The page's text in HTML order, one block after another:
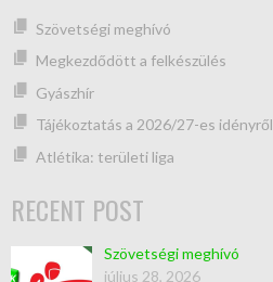
Szövetségi meghívó
Megkezdődött a felkészülés
Gyászhír
Tájékoztatás a 2026/27-es idényről
Atlétika: területi liga
RECENT POST
Szövetségi meghívó
július 28, 2026